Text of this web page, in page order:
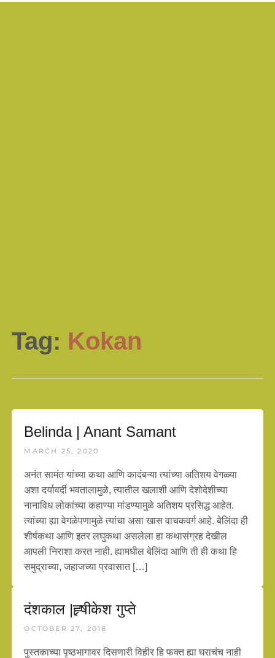
Tag: Kokan
Belinda | Anant Samant
MARCH 25, 2020
अनंत सामंत यांच्या कथा आणि कादंबऱ्या त्यांच्या अतिशय वेगळ्या
अशा दर्यावर्दी भवतालामुळे, त्यातील खलाशी आणि देशोदेशीच्या
नानाविध लोकांच्या कहाण्या मांडण्यामुळे अतिशय प्रसिद्ध आहेत.
त्यांच्या ह्या वेगळेपणामुळे त्यांचा असा खास वाचकवर्ग आहे. बेलिंदा ही
शीर्षकथा आणि इतर लघुकथा असलेला हा कथासंग्रह देखील
आपली निराशा करत नाही. ह्यामधील बेलिंदा आणि ती ही कथा हि
समुद्राच्या, जहाजच्या प्रवासात […]
दंशकाल |ह्र्षीकेश गुप्ते
OCTOBER 27, 2018
पुस्तकाच्या पृष्ठभागावर दिसणारी विहीर हि फक्त ह्या घराचंच नाही